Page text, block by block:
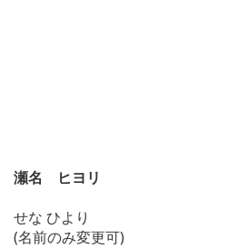
瀬名 ヒヨリ
せな ひより
(名前のみ変更可)